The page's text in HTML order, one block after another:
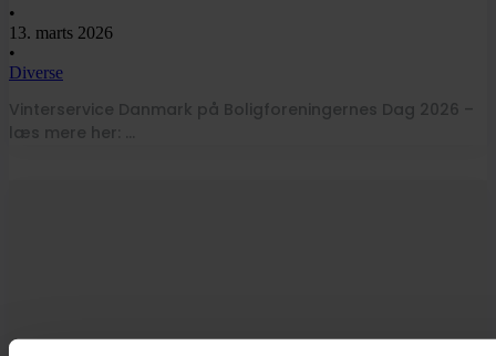
•
13. marts 2026
•
Diverse
Vinterservice Danmark på Boligforeningernes Dag 2026 –
læs mere her: …